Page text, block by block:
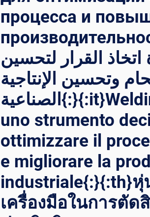
процесса и
اتخاذ القرار لتحسين
وتحسين الإنتاجية
الصناعية{:}{:it}Welding Manipulator:
uno strumento
ottimizzare il
e migliorare la
industriale{:}{:th}
เครื่องมือในการตัด